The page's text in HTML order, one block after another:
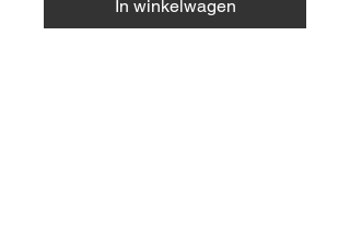
In winkelwagen